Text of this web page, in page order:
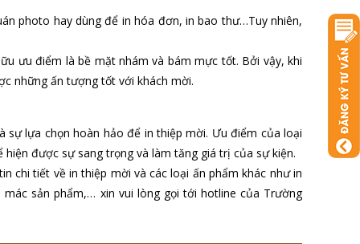
photo hay dùng để in hóa đơn, in bao thư…Tuy nhiên,
ưu điểm là bề mặt nhám và bám mực tốt. Bởi vậy, khi
những ấn tượng tốt với khách mời.
sự lựa chọn hoàn hảo để in thiệp mời. Ưu điểm của loại
được sự sang trọng và làm tăng giá trị của sự kiện.
chi tiết về in thiệp mời và các loại ấn phẩm khác như in
sản phẩm,… xin vui lòng gọi tới hotline của Trường